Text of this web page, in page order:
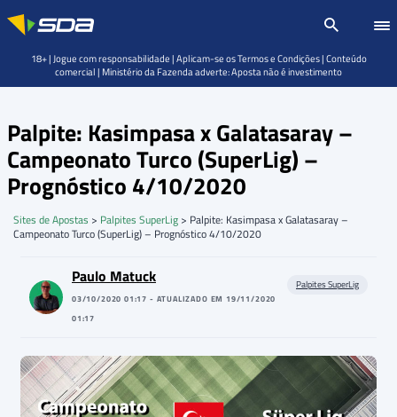
Palpite: Kasimpasa x Galatasaray –
Campeonato Turco (SuperLig) –
Prognóstico 4/10/2020
Sites de Apostas > Palpites SuperLig > Palpite: Kasimpasa x Galatasaray –
Campeonato Turco (SuperLig) – Prognóstico 4/10/2020
Paulo Matuck
03/10/2020 01:17 - ATUALIZADO EM 19/11/2020
01:17
Palpites SuperLig
18+ | Jogue com responsabilidade | Aplicam-se os Termos e Condições | Conteúdo
comercial | Ministério da Fazenda adverte: Aposta não é investimento